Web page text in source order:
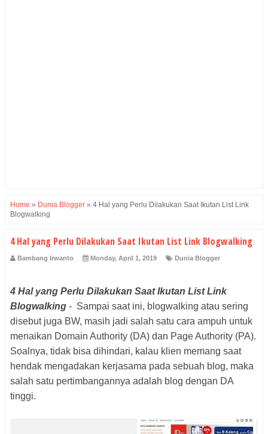
Home » Dunia Blogger » 4 Hal yang Perlu Dilakukan Saat Ikutan List Link
Blogwalking
4 Hal yang Perlu Dilakukan Saat Ikutan List Link Blogwalking
Bambang Irwanto Monday, April 1, 2019 Dunia Blogger
4 Hal yang Perlu Dilakukan Saat Ikutan List Link
Blogwalking - Sampai saat ini, blogwalking atau sering
disebut juga BW, masih jadi salah satu cara ampuh untuk
menaikan Domain Authority (DA) dan Page Authority (PA).
Soalnya, tidak bisa dihindari, kalau klien memang saat
hendak mengadakan kerjasama pada sebuah blog, maka
salah satu pertimbangannya adalah blog dengan DA
tinggi.